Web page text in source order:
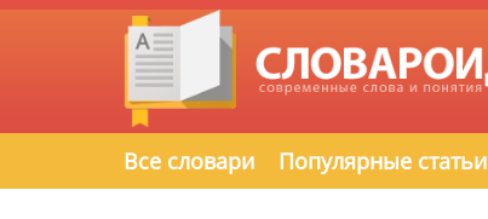
Все словари Популярные статьи